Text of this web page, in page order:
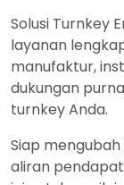
Solusi Turnkey
layanan
manufaktur,
dukungan
turnkey Anda.
Siap
aliran